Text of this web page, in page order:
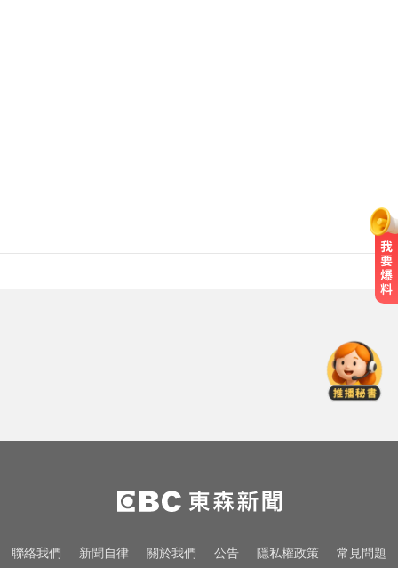
資
壽
聯絡我們 新聞自律 關於我們 公告 隱私權政策 常見問題